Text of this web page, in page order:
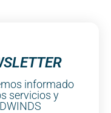
informado
servicios y